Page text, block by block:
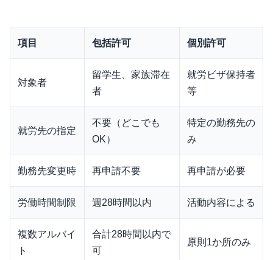
項目 包括許可 個別許可
対象者
留学生、家族滞在
者
就労ビザ保持者
等
就労先の指定
不要（どこでも
OK）
特定の勤務先の
み
勤務先変更時 再申請不要 再申請が必要
労働時間制限 週28時間以内 活動内容による
複数アルバイ
ト
合計28時間以内で
可
原則1か所のみ